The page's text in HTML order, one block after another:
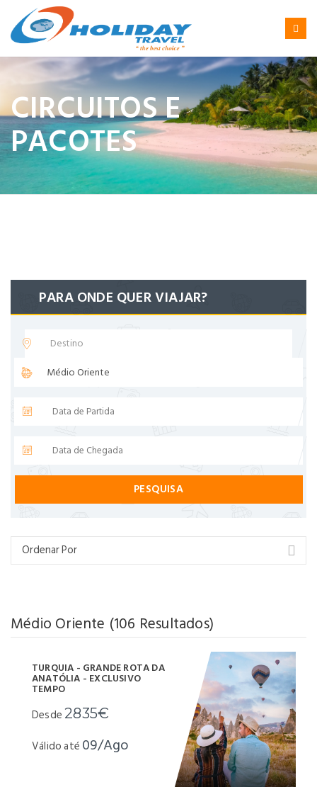
CIRCUITOS E
PACOTES
PARA ONDE QUER VIAJAR?
PESQUISA
Médio Oriente (106 Resultados)
TURQUIA - GRANDE ROTA DA
ANATÓLIA - EXCLUSIVO
TEMPO
Desde 2835€
Válido até 09/Ago